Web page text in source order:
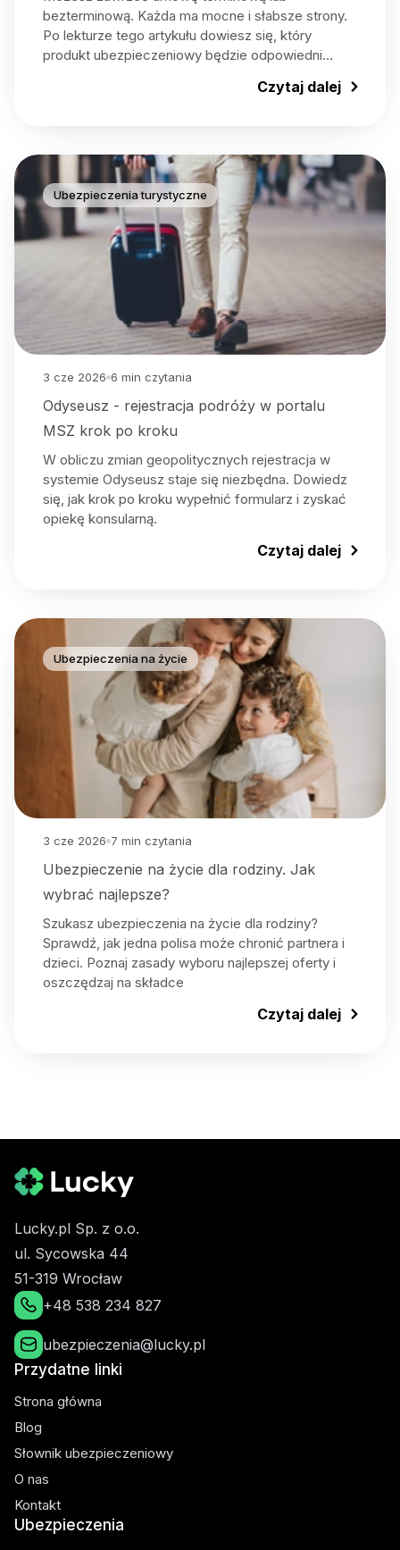
bezterminową. Każda ma mocne i słabsze strony.
Po lekturze tego artykułu dowiesz się, który
produkt ubezpieczeniowy będzie odpowiedni…
Czytaj dalej
Ubezpieczenia turystyczne
3 cze 2026 6 min czytania
Odyseusz - rejestracja podróży w portalu
MSZ krok po kroku
W obliczu zmian geopolitycznych rejestracja w
systemie Odyseusz staje się niezbędna. Dowiedz
się, jak krok po kroku wypełnić formularz i zyskać
opiekę konsularną.
Czytaj dalej
Ubezpieczenia na życie
3 cze 2026 7 min czytania
Ubezpieczenie na życie dla rodziny. Jak
wybrać najlepsze?
Szukasz ubezpieczenia na życie dla rodziny?
Sprawdź, jak jedna polisa może chronić partnera i
dzieci. Poznaj zasady wyboru najlepszej oferty i
oszczędzaj na składce
Czytaj dalej
Lucky.pl Sp. z o.o.
ul. Sycowska 44
51-319 Wrocław
+48 538 234 827
ubezpieczenia@lucky.pl
Przydatne linki
Strona główna
Blog
Słownik ubezpieczeniowy
O nas
Kontakt
Ubezpieczenia